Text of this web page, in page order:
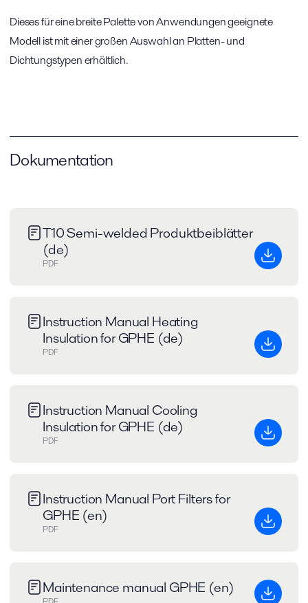
Dieses für eine breite Palette von Anwendungen geeignete
Modell ist mit einer großen Auswahl an Platten- und
Dichtungstypen erhältlich.
Dokumentation
T10 Semi-welded Produktbeiblätter
(de)
PDF
Instruction Manual Heating
Insulation for GPHE (de)
PDF
Instruction Manual Cooling
Insulation for GPHE (de)
PDF
Instruction Manual Port Filters for
GPHE (en)
PDF
Maintenance manual GPHE (en)